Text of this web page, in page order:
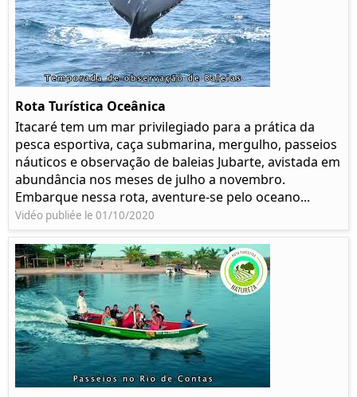
Rota Turística Oceânica
Itacaré tem um mar privilegiado para a prática da
pesca esportiva, caça submarina, mergulho, passeios
náuticos e observação de baleias Jubarte, avistada em
abundância nos meses de julho a novembro.
Embarque nessa rota, aventure-se pelo oceano...
Vidéo publiée le 01/10/2020